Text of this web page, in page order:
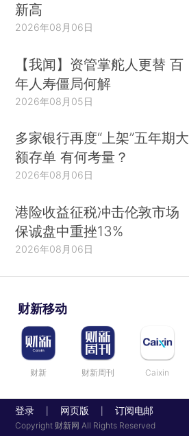
新高
2026年08月06日
【我闻】资管掌舵人更替 百
年人寿僵局何解
2026年08月05日
多家银行再度“上架”五年期大
额存单 有何考量？
2026年08月06日
港险收益征税冲击伦敦市场
保诚盘中重挫13%
2026年08月06日
财新移动
财新 财新周刊 Caixin
登录 网页版 订阅电邮
Copyright 财新网 All Rights Reserved